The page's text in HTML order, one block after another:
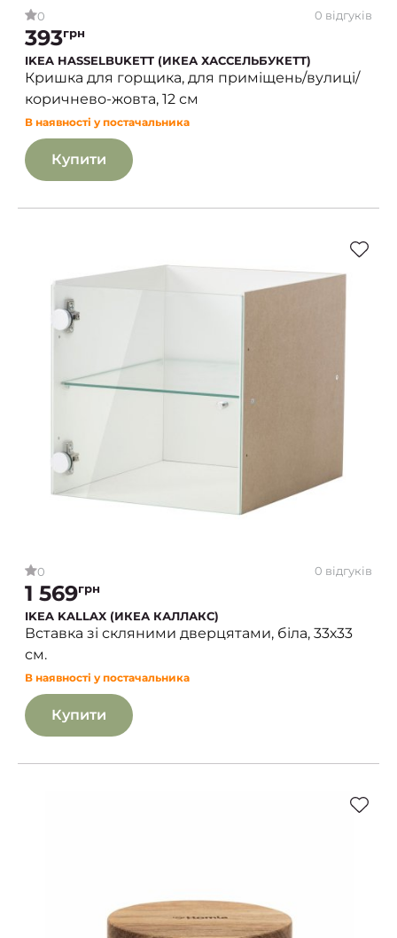
0 0 відгуків
393грн
IKEA HASSELBUKETT (ИКЕА ХАССЕЛЬБУКЕТТ)
Кришка для горщика, для приміщень/вулиці/
коричнево-жовта, 12 см
В наявності у постачальника
Купити
0 0 відгуків
1 569грн
IKEA KALLAX (ИКЕА КАЛЛАКС)
Вставка зі скляними дверцятами, біла, 33х33
см.
В наявності у постачальника
Купити